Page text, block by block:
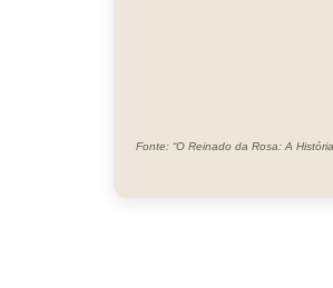
Fonte: “O Reinado da Rosa: A